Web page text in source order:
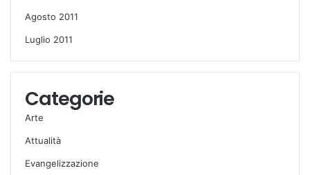
Agosto 2011
Luglio 2011
Categorie
Arte
Attualità
Evangelizzazione